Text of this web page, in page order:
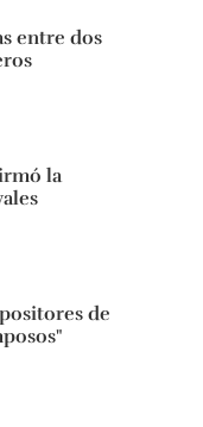
entre dos
la
de